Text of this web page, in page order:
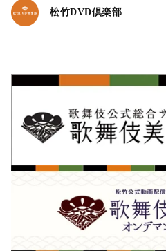
松竹DVD倶楽部